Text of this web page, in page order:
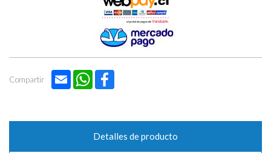
Compartir Email WhatsApp
Detalles de producto